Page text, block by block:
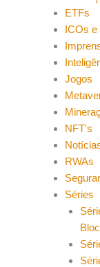
ETFs
ICOs e
Jogos
NFT's
RWAs
Séries